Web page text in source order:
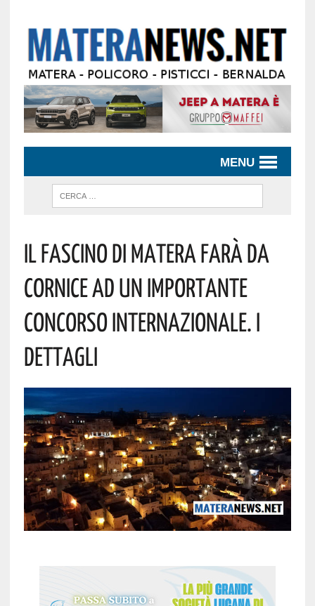
MENU
IL FASCINO DI MATERA FARÀ DA
CORNICE AD UN IMPORTANTE
CONCORSO INTERNAZIONALE. I
DETTAGLI